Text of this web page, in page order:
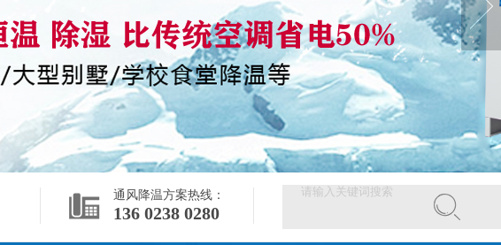
通风降温方案热线：
136 0238 0280